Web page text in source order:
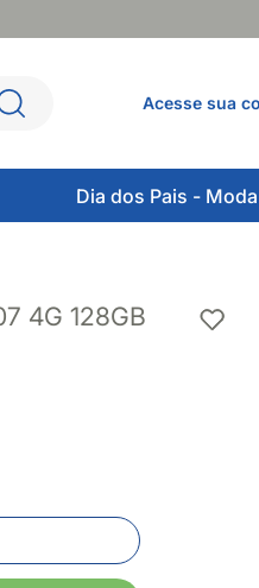
Acesse sua
Dia dos Pais -
4G 128GB